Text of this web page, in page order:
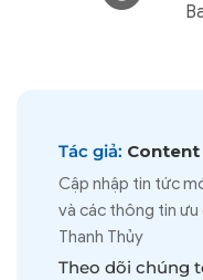
Tác giả: Content
Cập nhập tin tức
và các thông tin ưu
Thanh Thủy
Theo dõi chúng